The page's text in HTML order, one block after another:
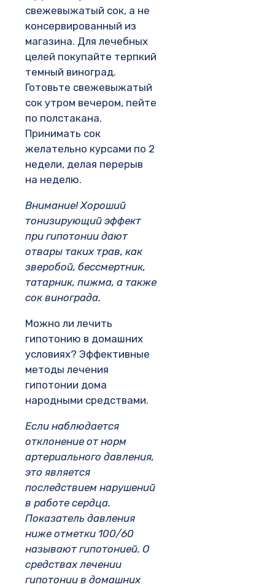
свежевыжатый сок, а не
консервированный из
магазина. Для лечебных
целей покупайте терпкий
темный виноград.
Готовьте свежевыжатый
сок утром вечером, пейте
по полстакана.
Принимать сок
желательно курсами по 2
недели, делая перерыв
на неделю.
Внимание! Хороший
тонизирующий эффект
при гипотонии дают
отвары таких трав, как
зверобой, бессмертник,
татарник, пижма, а также
сок винограда.
Можно ли лечить
гипотонию в домашних
условиях? Эффективные
методы лечения
гипотонии дома
народными средствами.
Если наблюдается
отклонение от норм
артериального давления,
это является
последствием нарушений
в работе сердца.
Показатель давления
ниже отметки 100/60
называют гипотонией. О
средствах лечении
гипотонии в домашних